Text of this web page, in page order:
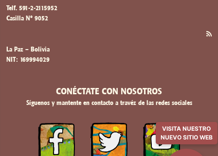
VISITA NUESTRO
NUEVO SITIO WEB
Telf. 591-2-2115952
Casilla Nº 9052
La Paz – Bolivia
NIT: 169994029
CONÉCTATE CON NOSOTROS
Síguenos y mantente en contacto a travéz de las redes sociales